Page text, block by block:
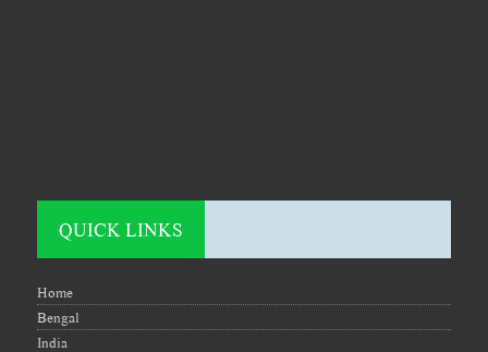
QUICK LINKS
Home
Bengal
India